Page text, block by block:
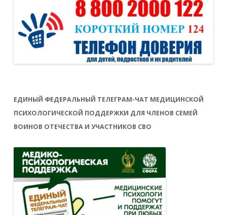
ЕДИНЫЙ ФЕДЕРАЛЬНЫЙ ТЕЛЕГРАМ-ЧАТ МЕДИЦИНСКОЙ
ПСИХОЛОГИЧЕСКОЙ ПОДДЕРЖКИ ДЛЯ ЧЛЕНОВ СЕМЕЙ
ВОИНОВ ОТЕЧЕСТВА И УЧАСТНИКОВ СВО